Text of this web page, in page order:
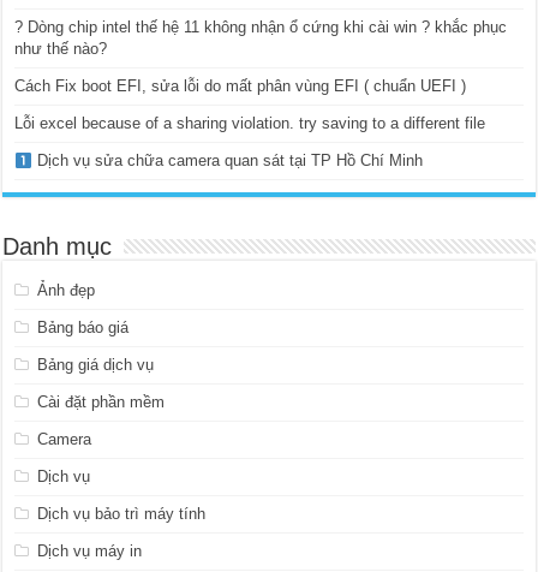
? Dòng chip intel thế hệ 11 không nhận ổ cứng khi cài win ? khắc phục
như thế nào?
Cách Fix boot EFI, sửa lỗi do mất phân vùng EFI ( chuẩn UEFI )
Lỗi excel because of a sharing violation. try saving to a different file
Dịch vụ sửa chữa camera quan sát tại TP Hồ Chí Minh
Danh mục
Ảnh đẹp
Bảng báo giá
Bảng giá dịch vụ
Cài đặt phần mềm
Camera
Dịch vụ
Dịch vụ bảo trì máy tính
Dịch vụ máy in